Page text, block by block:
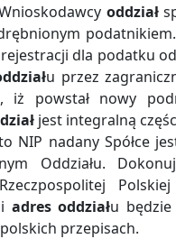
oddział
dla podatku
u przez
iż powstał nowy
jest integralną
NIP nadany Spółce
Oddziału.
adres oddziału będzie
przepisach.